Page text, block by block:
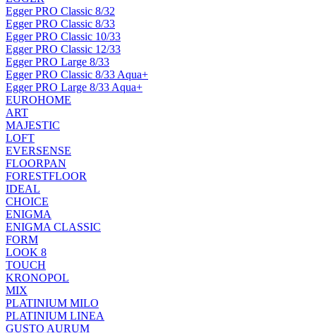
Egger PRO Classic 8/32
Egger PRO Classic 8/33
Egger PRO Classic 10/33
Egger PRO Classic 12/33
Egger PRO Large 8/33
Egger PRO Classic 8/33 Aqua+
Egger PRO Large 8/33 Aqua+
EUROHOME
ART
MAJESTIC
LOFT
EVERSENSE
FLOORPAN
FORESTFLOOR
IDEAL
CHOICE
ENIGMA
ENIGMA CLASSIC
FORM
LOOK 8
TOUCH
KRONOPOL
MIX
PLATINIUM MILO
PLATINIUM LINEA
GUSTO AURUM